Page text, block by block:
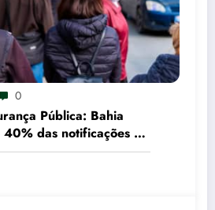
0
Pública: Bahia
das notificações de
registradas pelo SUS